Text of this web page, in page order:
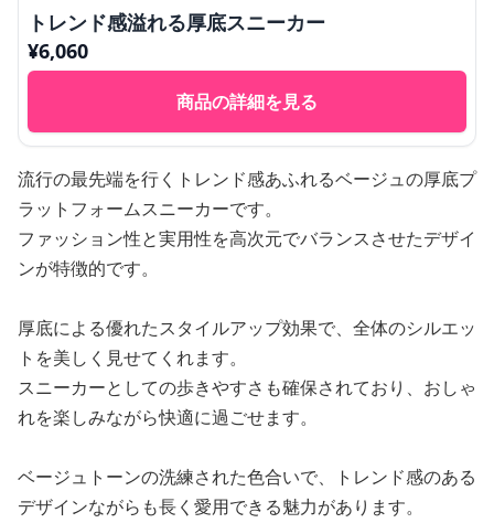
トレンド感溢れる厚底スニーカー
¥6,060
商品の詳細を見る
流行の最先端を行くトレンド感あふれるベージュの厚底プ
ラットフォームスニーカーです。
ファッション性と実用性を高次元でバランスさせたデザイ
ンが特徴的です。
厚底による優れたスタイルアップ効果で、全体のシルエッ
トを美しく見せてくれます。
スニーカーとしての歩きやすさも確保されており、おしゃ
れを楽しみながら快適に過ごせます。
ベージュトーンの洗練された色合いで、トレンド感のある
デザインながらも長く愛用できる魅力があります。